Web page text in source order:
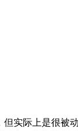
实际上是很被